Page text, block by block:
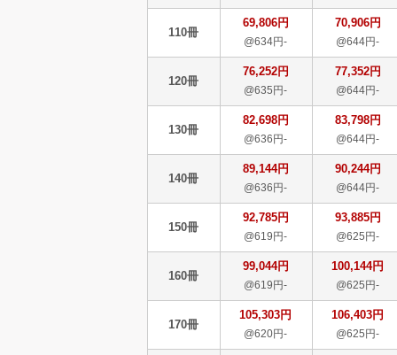
110冊
69,806円
@634円-
70,906円
@644円-
120冊
76,252円
@635円-
77,352円
@644円-
130冊
82,698円
@636円-
83,798円
@644円-
140冊
89,144円
@636円-
90,244円
@644円-
150冊
92,785円
@619円-
93,885円
@625円-
160冊
99,044円
@619円-
100,144円
@625円-
170冊
105,303円
@620円-
106,403円
@625円-